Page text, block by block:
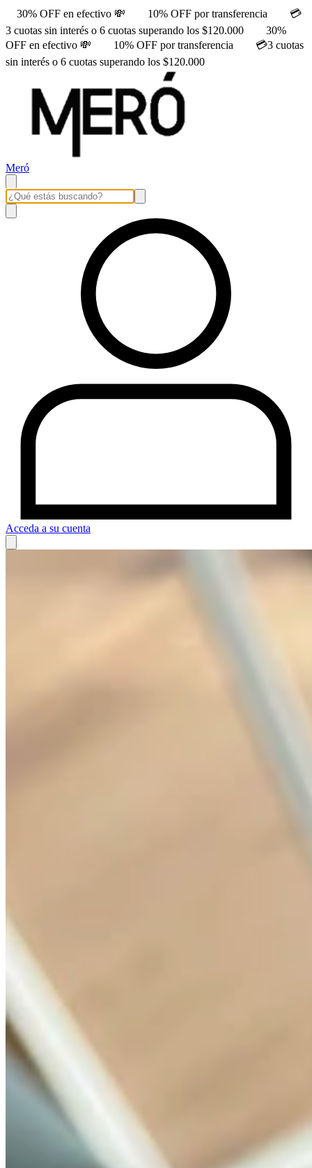
30% OFF en efectivo 💸 10% OFF por transferencia
💳
3 cuotas sin interés o 6 cuotas superando los $120.000
30%
OFF en efectivo 💸
10% OFF por transferencia
💳3 cuotas
sin interés o 6 cuotas superando los $120.000
Meró
Acceda a su cuenta